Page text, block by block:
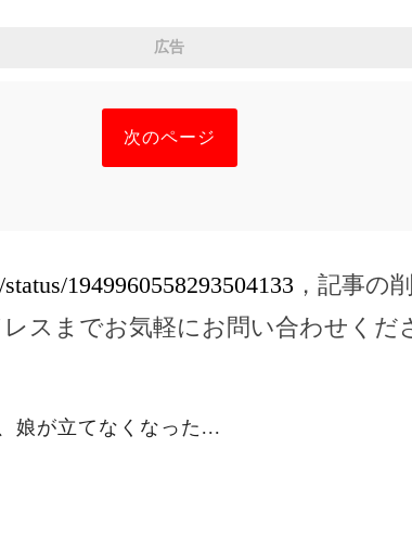
広告
次のページ
1949960558293504133 ，記事の
スまでお気軽にお問い合わせくだ
娘が立てなくなった...